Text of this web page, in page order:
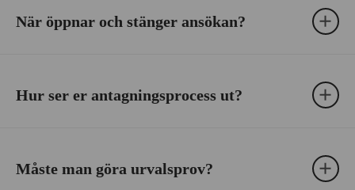
När öppnar och stänger ansökan?
Hur ser er antagningsprocess ut?
Måste man göra urvalsprov?